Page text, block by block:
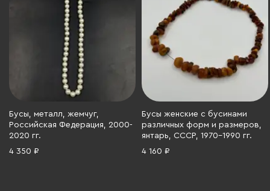
Бусы, металл, жемчуг,
Российская Федерация, 2000-
2020 гг.
4 350 ₽
Бусы женские с бусинами
различных форм и размеров,
янтарь, СССР, 1970-1990 гг.
4 160 ₽